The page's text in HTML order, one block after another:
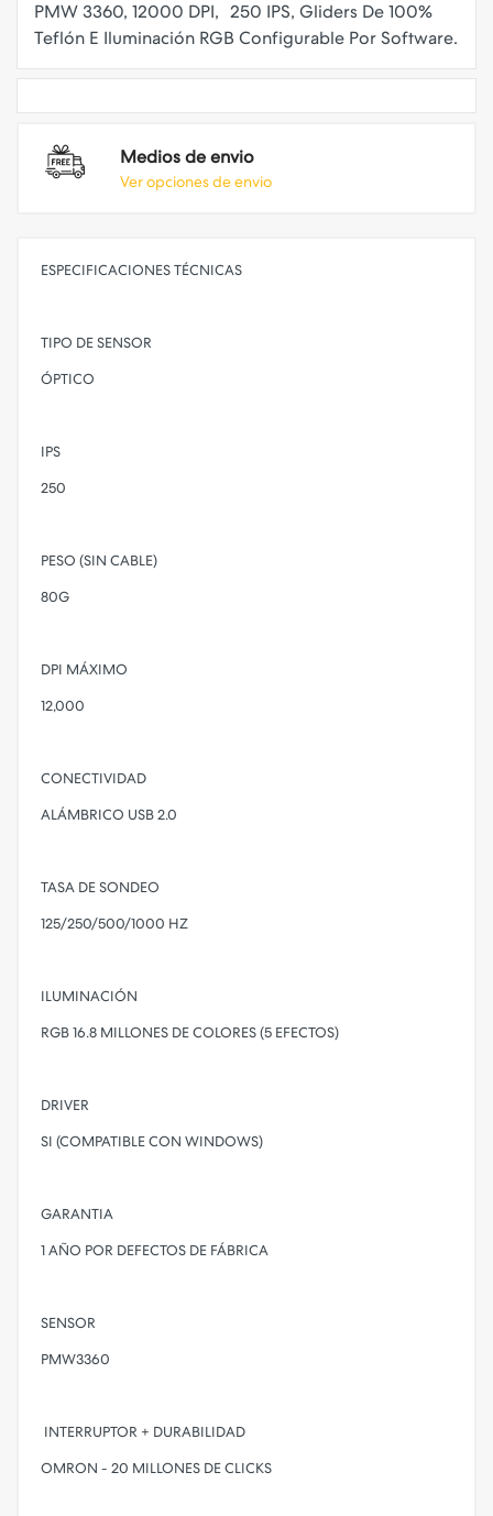
PMW 3360, 12000 DPI, 250 IPS, Gliders De 100%
Medios de envio
Ver opciones de envio
ESPECIFICACIONES TÉCNICAS
TIPO DE SENSOR
ÓPTICO
IPS
250
PESO (SIN CABLE)
80G
DPI MÁXIMO
12,000
CONECTIVIDAD
ALÁMBRICO USB 2.0
TASA DE SONDEO
125/250/500/1000 HZ
ILUMINACIÓN
RGB 16.8 MILLONES DE COLORES (5 EFECTOS)
DRIVER
SI (COMPATIBLE CON WINDOWS)
GARANTIA
1 AÑO POR DEFECTOS DE FÁBRICA
SENSOR
PMW3360
INTERRUPTOR + DURABILIDAD
OMRON - 20 MILLONES DE CLICKS